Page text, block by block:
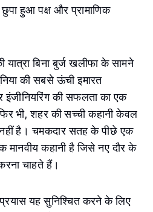
हुआ पक्ष और प्रामाणिक
यात्रा बिना बुर्ज खलीफा के सामने
की सबसे ऊंची इमारत
इंजीनियरिंग की सफलता का एक
भी, शहर की सच्ची कहानी केवल
है। चमकदार सतह के पीछे एक
मानवीय कहानी है जिसे नए दौर के
चाहते हैं।
यह सुनिश्चित करने के लिए